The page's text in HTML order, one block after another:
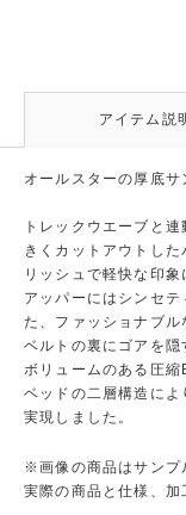
アイテム説
オールスターの厚底サ
トレックウエーブと
きくカットアウトし
リッシュで軽快な印象
アッパーにはシンセ
た、ファッショナブル
ベルトの裏にゴアを隠
ボリュームのある圧
ベッドの二層構造に
実現しました。
※画像の商品はサンプ
実際の商品と仕様、加